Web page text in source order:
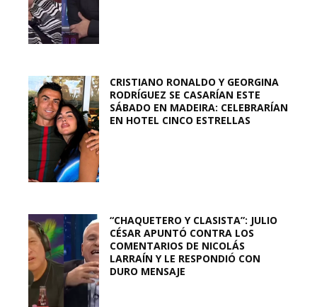
CRISTIANO RONALDO Y GEORGINA
RODRÍGUEZ SE CASARÍAN ESTE
SÁBADO EN MADEIRA: CELEBRARÍAN
EN HOTEL CINCO ESTRELLAS
“CHAQUETERO Y CLASISTA”: JULIO
CÉSAR APUNTÓ CONTRA LOS
COMENTARIOS DE NICOLÁS
LARRAÍN Y LE RESPONDIÓ CON
DURO MENSAJE